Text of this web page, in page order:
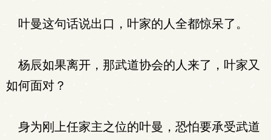
叶曼这句话说出口，叶家的人全都惊呆了。
杨辰如果离开，那武道协会的人来了，叶家又
如何面对？
身为刚上任家主之位的叶曼，恐怕要承受武道